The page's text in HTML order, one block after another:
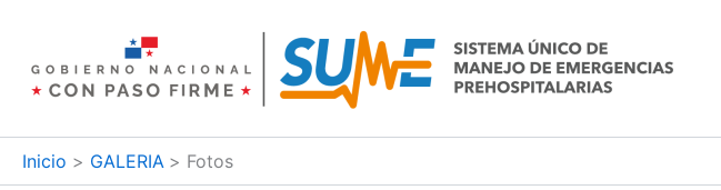
contenido
Inicio GALERIA Fotos